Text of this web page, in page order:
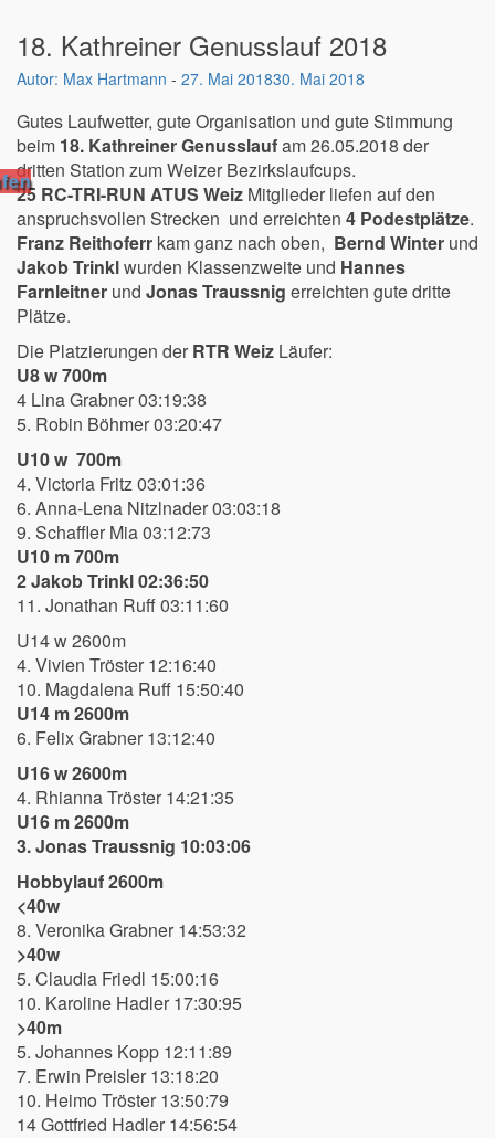
18. Kathreiner Genusslauf 2018
Max Hartmann - 27. Mai 201830. Mai 2018
Gutes Laufwetter, gute Organisation und gute Stimmung
beim 18. Kathreiner Genusslaufam 26.05.2018 der
dritten Station zum Weizer Bezirkslaufcups.
25 RC-TRI-RUN ATUS Weiz Mitglieder liefen auf den
anspruchsvollen Strecken und erreichten 4 Podestplätze.
Franz Reithoferr kam ganz nach oben, Bernd Winter und
Jakob Trinklwurden Klassenzweite und Hannes
Farnleitner und Jonas Traussnig erreichten gute dritte
Plätze.
Die Platzierungen der RTR Weiz Läufer:
U8 w 700m
4 Lina Grabner 03:19:38
5. Robin Böhmer 03:20:47
U10 w 700m
4. Victoria Fritz 03:01:36
6. Anna-Lena Nitzlnader 03:03:18
9. Schaffler Mia 03:12:73
U10 m 700m
2 Jakob Trinkl 02:36:50
11. Jonathan Ruff 03:11:60
U14 w 2600m
4. Vivien Tröster 12:16:40
10. Magdalena Ruff 15:50:40
U14 m 2600m
6. Felix Grabner 13:12:40
U16 w 2600m
4. Rhianna Tröster 14:21:35
U16 m 2600m
3. Jonas Traussnig 10:03:06
Hobbylauf 2600m
<40w
8. Veronika Grabner 14:53:32
>40w
5. Claudia Friedl 15:00:16
10. Karoline Hadler 17:30:95
>40m
5. Johannes Kopp 12:11:89
7. Erwin Preisler 13:18:20
10. Heimo Tröster 13:50:79
14 Gottfried Hadler 14:56:54